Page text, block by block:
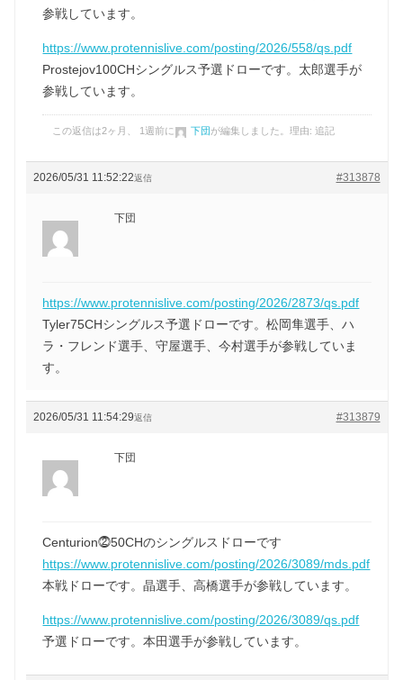
参戦しています。
https://www.protennislive.com/posting/2026/558/qs.pdf
Prostejov100CHシングルス予選ドローです。太郎選手が
参戦しています。
この返信は2ヶ月、 1週前に 下団が編集しました。理由: 追記
2026/05/31 11:52:22 #313878
返信
下団
https://www.protennislive.com/posting/2026/2873/qs.pdf
Tyler75CHシングルス予選ドローです。松岡隼選手、ハ
ラ・フレンド選手、守屋選手、今村選手が参戦していま
す。
2026/05/31 11:54:29 #313879
返信
下団
Centurion⓶50CHのシングルスドローです
https://www.protennislive.com/posting/2026/3089/mds.pdf
本戦ドローです。晶選手、高橋選手が参戦しています。
https://www.protennislive.com/posting/2026/3089/qs.pdf
予選ドローです。本田選手が参戦しています。